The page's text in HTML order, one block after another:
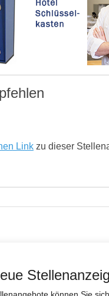
Link zu dieser
können Sie